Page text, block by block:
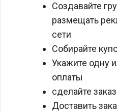
Создавайте
размещать
сети
Собирайте
Укажите одну
оплаты
сделайте заказ
Доставить